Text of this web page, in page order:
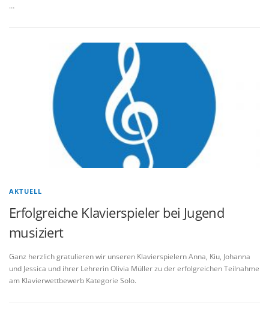
…
AKTUELL
Erfolgreiche Klavierspieler bei Jugend
musiziert
Ganz herzlich gratulieren wir unseren Klavierspielern Anna, Kiu, Johanna
und Jessica und ihrer Lehrerin Olivia Müller zu der erfolgreichen Teilnahme
am Klavierwettbewerb Kategorie Solo.